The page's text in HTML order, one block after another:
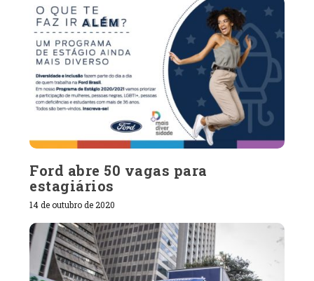
Ford abre 50 vagas para
estagiários
14 de outubro de 2020